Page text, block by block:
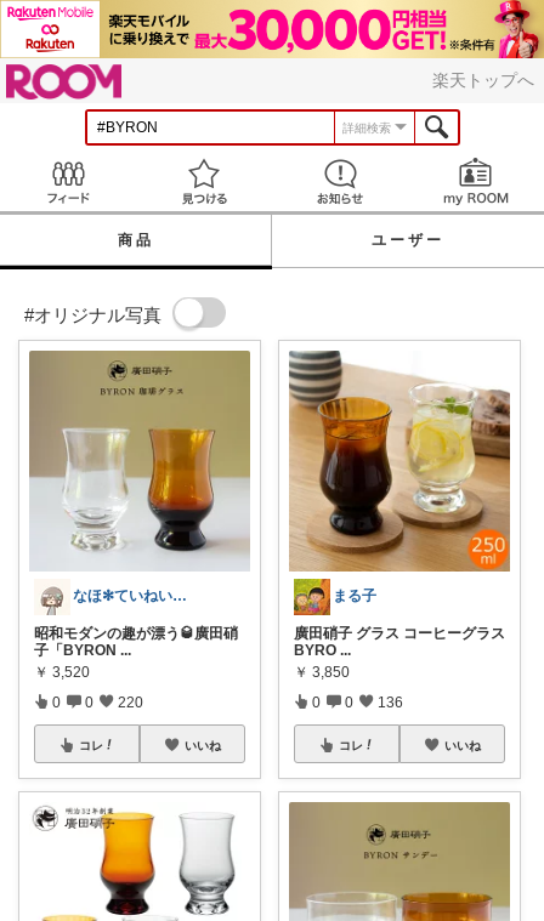
楽天トップへ
詳細検索
見つける お知らせ
商品 ユーザー
#オリジナル写真
なほ✻ていねいな暮らし
昭和モダンの趣が漂う🥃廣田硝
子「BYRON ...
￥ 3,520
0 0 220
コレ いいね
まる子
廣田硝子 グラス コーヒーグラス
BYRO ...
￥ 3,850
0 0 136
コレ いいね